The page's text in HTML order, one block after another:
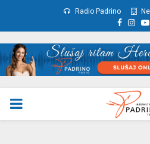
Radio Padrino
PRIMARY